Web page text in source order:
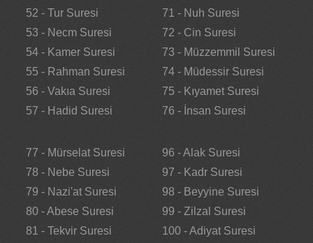
52 - Tur Suresi
53 - Necm Suresi
54 - Kamer Suresi
55 - Rahman Suresi
56 - Vakıa Suresi
57 - Hadid Suresi
71 - Nuh Suresi
72 - Cin Suresi
73 - Müzzemmil Suresi
74 - Müdessir Suresi
75 - Kıyamet Suresi
76 - İnsan Suresi
77 - Mürselat Suresi
78 - Nebe Suresi
79 - Nazi'at Suresi
80 - Abese Suresi
81 - Tekvir Suresi
96 - Alak Suresi
97 - Kadr Suresi
98 - Beyyine Suresi
99 - Zilzal Suresi
100 - Adiyat Suresi